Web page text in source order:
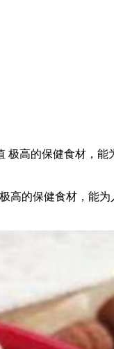
高的保健食材，
高的保健食材，能